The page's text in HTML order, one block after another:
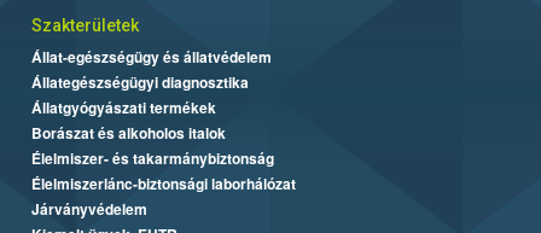
Szakterületek
Állat-egészségügy és állatvédelem
Állategészségügyi diagnosztika
Állatgyógyászati termékek
Borászat és alkoholos italok
Élelmiszer- és takarmánybiztonság
Élelmiszerlánc-biztonsági laborhálózat
Járványvédelem